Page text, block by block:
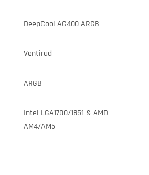
DeepCool AG400 ARGB
Ventirad
ARGB
Intel LGA1700/1851 & AMD
AM4/AM5